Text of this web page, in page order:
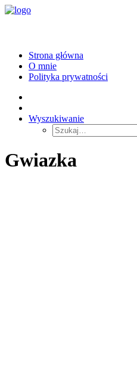
Strona główna
O mnie
Polityka prywatności
Wyszukiwanie
Gwiazka